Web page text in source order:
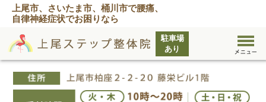
上尾市、さいたま市、桶川市で腰痛、
自律神経症状でお困りなら